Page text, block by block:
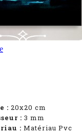
: 20x20 cm
: 3 mm
: Matériau Pvc